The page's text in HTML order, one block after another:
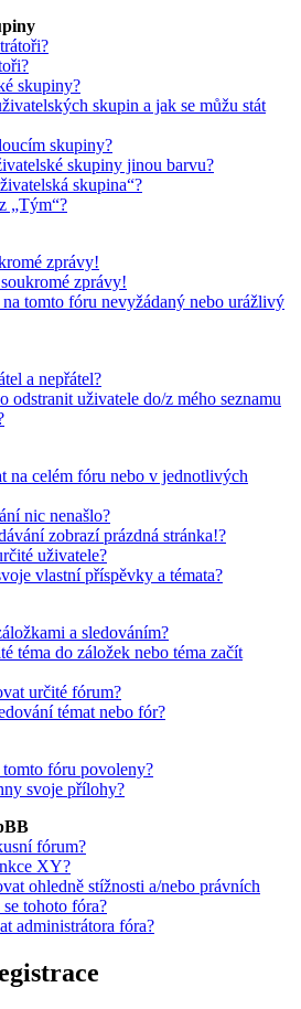
skupiny?
skupin a jak se můžu stát
skupiny?
skupiny jinou barvu?
skupina“?
„Tým“?
zprávy!
zprávy!
tomto fóru nevyžádaný nebo urážlivý
a nepřátel?
odstranit uživatele do/z mého seznamu
na celém fóru nebo v jednotlivých
nic nenašlo?
zobrazí prázdná stránka!?
uživatele?
vlastní příspěvky a témata?
a sledováním?
téma do záložek nebo téma začít
určité fórum?
témat nebo fór?
fóru povoleny?
svoje přílohy?
fórum?
XY?
ohledně stížnosti a/nebo právních
tohoto fóra?
administrátora fóra?